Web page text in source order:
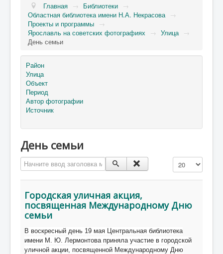
Главная → Библиотеки →
Областная библиотека имени Н.А. Некрасова →
Проекты и программы →
Ярославль на советских фотографиях
→ Улица →
День семьи
Район
Улица
Объект
Период
Автор фотографии
Источник
День семьи
Начните ввод заголовка метки Кол-во строк:
Городская уличная акция,
посвященная Международному Дню
семьи
В воскресный день 19 мая Центральная библиотека
имени М. Ю. Лермонтова приняла участие в городской
уличной акции, посвященной Международному Дню